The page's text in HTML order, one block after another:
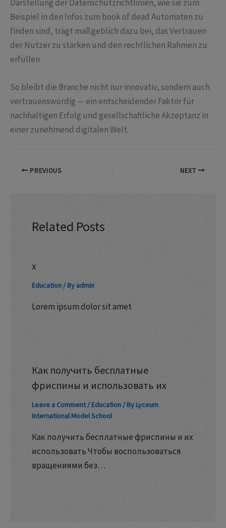
Darstellung der Datenschutzrichtlinien, wie sie zum
Beispiel in den Infos zum book of dead Automaten zu
finden sind, trägt maßgeblich dazu bei, das Vertrauen
der Nutzer zu stärken und den rechtlichen Rahmen zu
erfüllen.
So bleibt die Branche nicht nur innovativ, sondern auch
vertrauenswürdig — ein entscheidender Faktor für
nachhaltigen Erfolg und gesellschaftliche Akzeptanz in
einer zunehmend digitalen Welt.
PREVIOUS NEXT
Related Posts
x
Education/ By admin
Lorem ipsum dolor sit amet
Как получить бесплатные
фриспины и использовать их
Leave a Comment/Education/ ByLyceum
International Model School
Как получить бесплатные фриспины и их
использовать Чтобы воспользоваться
вращениями без…